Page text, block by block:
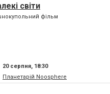
світи
фільм
20 серпня, 18:30
Планетарій Noosphere